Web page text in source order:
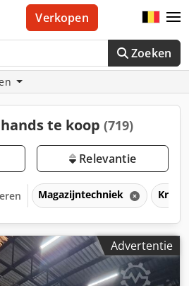
Zoeken
Verkopen
te koop (719)
Relevantie
Magazijntechniek
Advertentie